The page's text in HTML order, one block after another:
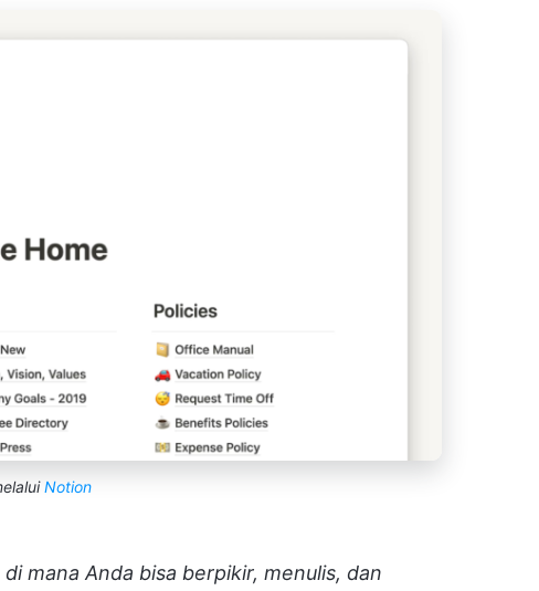
Notion
mana Anda bisa berpikir, menulis, dan